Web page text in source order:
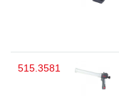
515.3581